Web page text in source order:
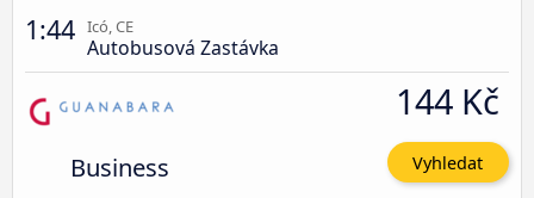
1:44 Icó, CE
Autobusová Zastávka
Business
144 Kč
Vyhledat